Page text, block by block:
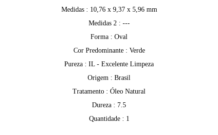
Medidas : 10,76 x 9,37 x 5,96 mm
Medidas 2 : ---
Forma : Oval
Cor Predominante : Verde
Pureza : IL - Excelente Limpeza
Origem : Brasil
Tratamento : Óleo Natural
Dureza : 7.5
Quantidade : 1